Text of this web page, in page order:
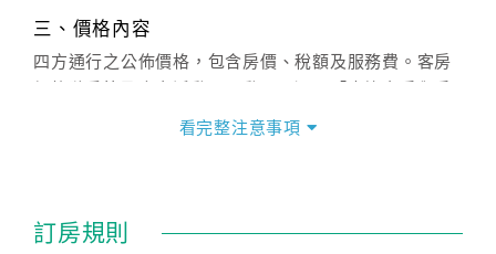
三、價格內容
四方通行之公佈價格，包含房價、稅額及服務費。客房
價」之當日價格為標準。
話方式異動訂單。
看完整注意事項
訂房規則